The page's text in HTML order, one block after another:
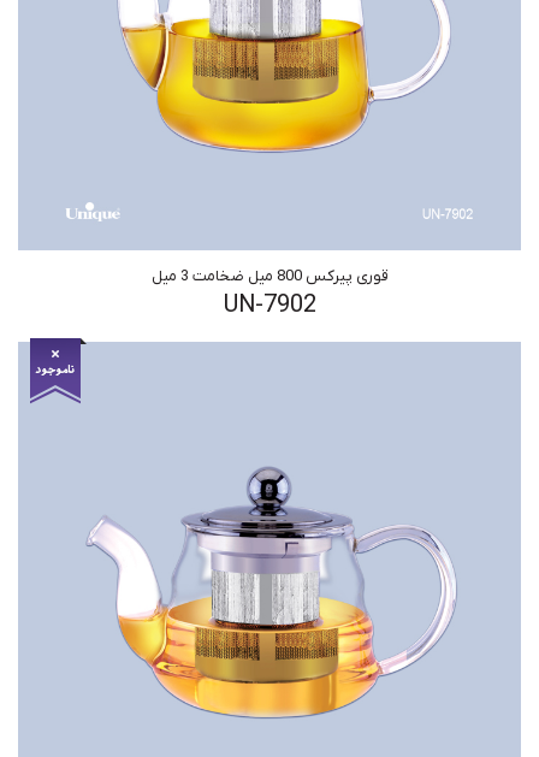
قوری پیرکس 800 میل ضخامت 3 میل
UN-7902